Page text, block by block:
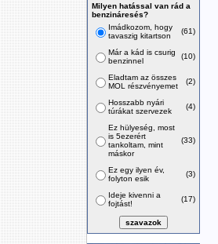
Milyen hatással van rád a
benzináresés?
Imádkozom, hogy
tavaszig kitartson
(61)
Már a kád is csurig
benzinnel
(10)
Eladtam az összes
MOL részvényemet
(2)
Hosszabb nyári
túrákat szervezek
(4)
Ez hülyeség, most
is 5ezerért
tankoltam, mint
máskor
(33)
Ez egy ilyen év,
folyton esik
(3)
Ideje kivenni a
fojtást!
(17)